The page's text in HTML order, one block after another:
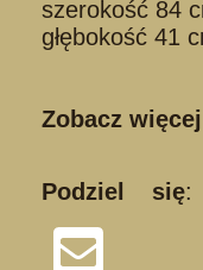
szerokość 84
głębokość 41
Zobacz więcej
Podziel się